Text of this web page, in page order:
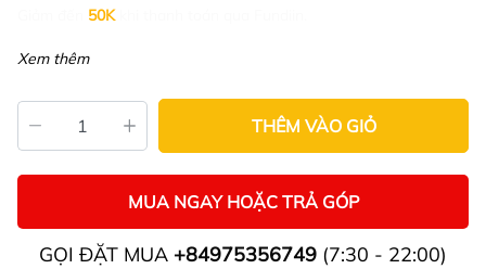
50K
Xem thêm
THÊM VÀO GIỎ
MUA NGAY HOẶC TRẢ GÓP
GỌI ĐẶT MUA +84975356749 (7:30 - 22:00)